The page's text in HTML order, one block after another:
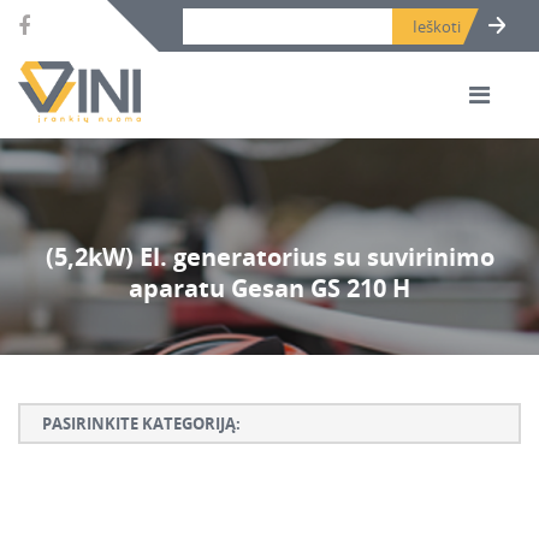
Search bar place.
(5,2kW) El. generatorius su suvirinimo
aparatu Gesan GS 210 H
PASIRINKITE KATEGORIJĄ: